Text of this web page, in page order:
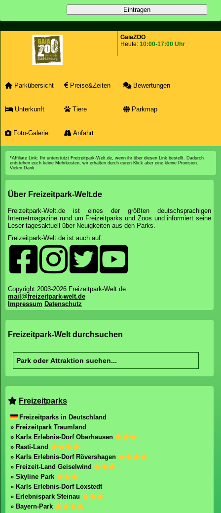
GaiaZOO
Heute: 10:00-17:00 Uhr
Parkübersicht Preise&Zeiten Bewertungen
Unterkunft Tiere Parkmap
Foto-Galerie Anfahrt
*Affiliate Link: Ihr unterstützt Freizeitpark-Welt.de, wenn ihr über diesen Link bestellt. Dadurch
entstehen euch keine Mehrkosten, wir erhalten durch euren Klick aber eine kleine Provision.
Vielen Dank.
Über Freizeitpark-Welt.de
Freizeitpark-Welt.de ist eines der größten deutschsprachigen
Internetmagazine rund um Freizeitparks und Zoos und informiert seine
Leser tagesaktuell über Neuigkeiten aus den Parks.
Freizeitpark-Welt.de ist auch auf:
Copyright 2003-2026 Freizeitpark-Welt.de
mail@freizeitpark-welt.de
Impressum Datenschutz
Freizeitpark-Welt durchsuchen
Freizeitparks
Freizeitparks in Deutschland
» Freizeitpark Traumland
» Karls Erlebnis-Dorf Oberhausen
» Rasti-Land
» Karls Erlebnis-Dorf Rövershagen
» Freizeit-Land Geiselwind
» Skyline Park
» Karls Erlebnis-Dorf Loxstedt
» Erlebnispark Steinau
» Bayern-Park